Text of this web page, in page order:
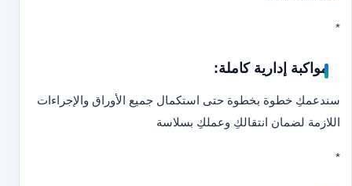
*
مواكبة إدارية كاملة:
سندعمكِ خطوة بخطوة حتى استكمال جميع الأوراق والإجراءات
اللازمة لضمان انتقالكِ وعملكِ بسلاسة
*